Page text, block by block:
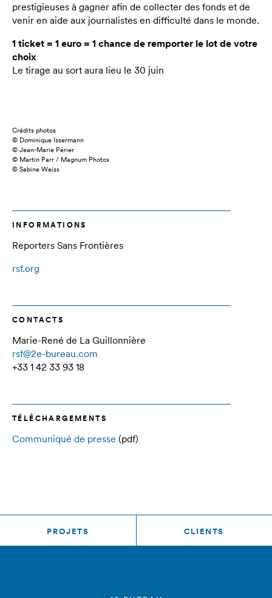
prestigieuses à gagner afin de collecter des fonds et de
venir en aide aux journalistes en difficulté dans le monde.
1 ticket = 1 euro = 1 chance de remporter le lot de votre
choix
Le tirage au sort aura lieu le 30 juin
Crédits photos
© Dominique Issermann
© Jean-Marie Périer
© Martin Parr / Magnum Photos
© Sabine Weiss
INFORMATIONS
Reporters Sans Frontières
rsf.org
CONTACTS
Marie-René de La Guillonnière
rsf@2e-bureau.com
+33 1 42 33 93 18
TÉLÉCHARGEMENTS
Communiqué de presse (pdf)
PROJETS CLIENTS